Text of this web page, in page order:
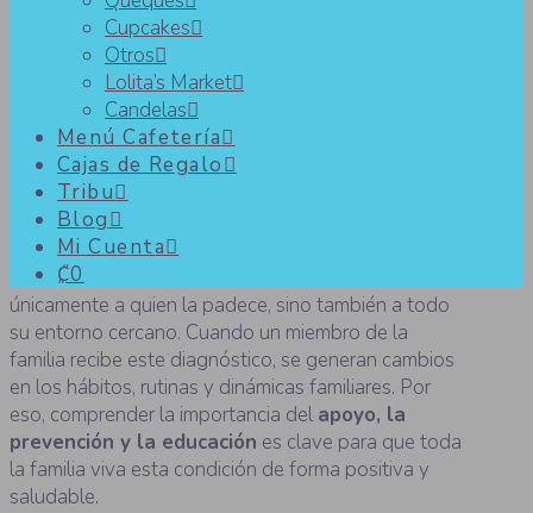
Cupcakes
Otros
Lolita’s Market
Candelas
Menú Cafetería
Cajas de Regalo
Tribu
Blog
Mi Cuenta
₡0
La diabetes en la familia: apoyo,
prevención y educación para
todos
diabetes
únicamente a quien la padece, sino también a todo
su entorno cercano. Cuando un miembro de la
familia recibe este diagnóstico, se generan cambios
en los hábitos, rutinas y dinámicas familiares. Por
eso, comprender la importancia del apoyo, la
prevención y la educación es clave para que toda
la familia viva esta condición de forma positiva y
saludable.